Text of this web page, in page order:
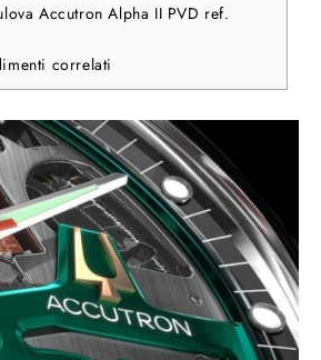
Accutron Alpha II PVD ref.
correlati